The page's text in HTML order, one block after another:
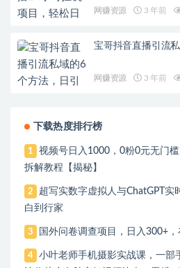
网赚资源 3 年前
宝哥抖音直播引流
网赚资源 3 年前
下载热度排行榜
1
视频号日入1000，0粉0元无门
拆解教程【揭秘】
2
超写实数字虚拟人与ChatGPT实
白到行家
3 国外问卷调查项目，日入300+，
4
小叶老师手机摄影实战课，一部